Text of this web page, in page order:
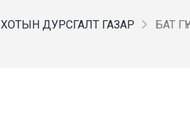
ХОТЫН ДУРСГАЛТ ГАЗАР БАТ